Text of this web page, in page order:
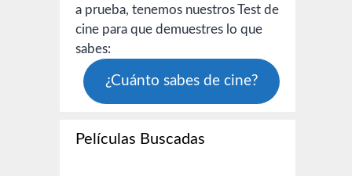
a prueba, tenemos nuestros Test de
cine para que demuestres lo que
sabes:
¿Cuánto sabes de cine?
Películas Buscadas